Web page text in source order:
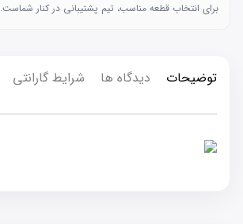
برای انتخاب قطعه مناسب، تیم پشتیبانی در کنار شماست.
توضیحات دیدگاه ها شرایط گارانتی